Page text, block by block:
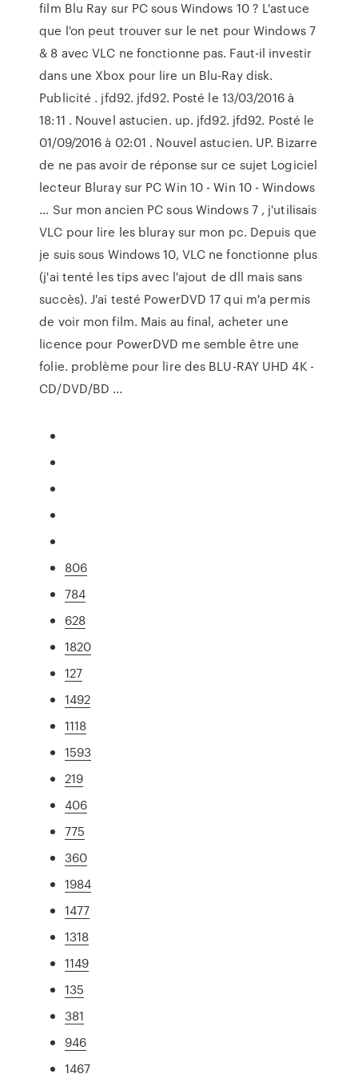
film Blu Ray sur PC sous Windows 10 ? L'astuce
que l'on peut trouver sur le net pour Windows 7
& 8 avec VLC ne fonctionne pas. Faut-il investir
dans une Xbox pour lire un Blu-Ray disk.
Publicité . jfd92. jfd92. Posté le 13/03/2016 à
18:11 . Nouvel astucien. up. jfd92. jfd92. Posté le
01/09/2016 à 02:01 . Nouvel astucien. UP. Bizarre
de ne pas avoir de réponse sur ce sujet Logiciel
lecteur Bluray sur PC Win 10 - Win 10 - Windows
... Sur mon ancien PC sous Windows 7 , j'utilisais
VLC pour lire les bluray sur mon pc. Depuis que
je suis sous Windows 10, VLC ne fonctionne plus
(j'ai tenté les tips avec l'ajout de dll mais sans
succès). J'ai testé PowerDVD 17 qui m'a permis
de voir mon film. Mais au final, acheter une
licence pour PowerDVD me semble être une
folie. problème pour lire des BLU-RAY UHD 4K -
CD/DVD/BD ...
806
784
628
1820
127
1492
1118
1593
219
406
775
360
1984
1477
1318
1149
135
381
946
1467